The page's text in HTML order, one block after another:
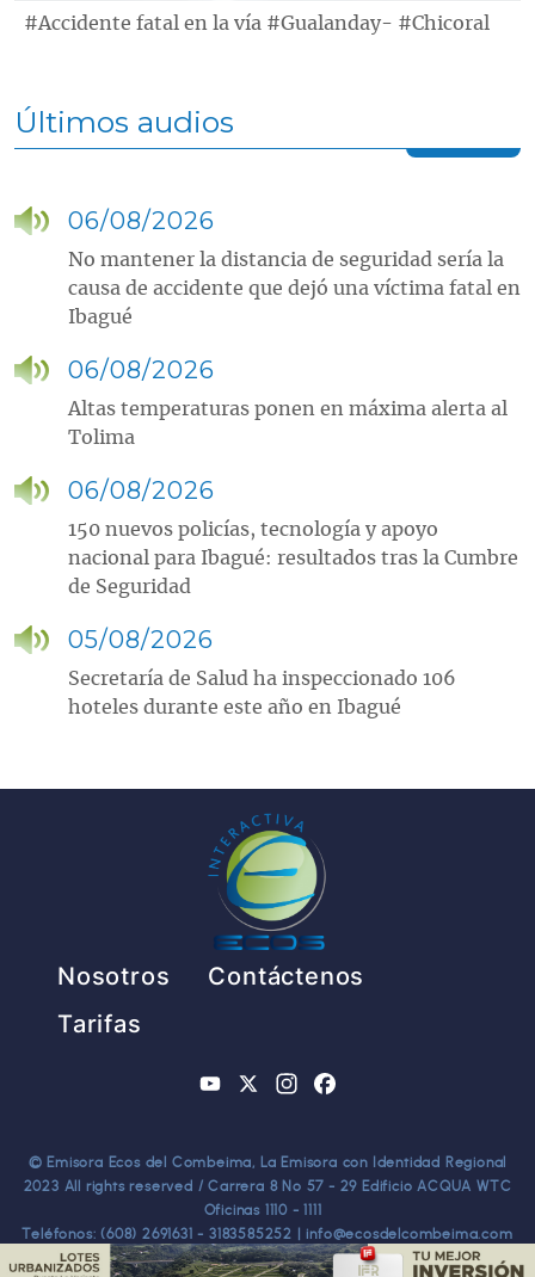
#Accidente fatal en la vía #Gualanday- #Chicoral
Últimos audios
06/08/2026
No mantener la distancia de seguridad sería la
causa de accidente que dejó una víctima fatal en
Ibagué
06/08/2026
Altas temperaturas ponen en máxima alerta al
Tolima
06/08/2026
150 nuevos policías, tecnología y apoyo
nacional para Ibagué: resultados tras la Cumbre
de Seguridad
05/08/2026
Secretaría de Salud ha inspeccionado 106
hoteles durante este año en Ibagué
Pie de página
Nosotros
Contáctenos
Tarifas
YouTube
X Instagram
© Emisora Ecos del Combeima, La Emisora con Identidad Regional
2023 All rights reserved / Carrera 8 No 57 - 29 Edificio ACQUA WTC
Oficinas 1110 - 1111
Teléfonos: (608) 2691631 - 3183585252 | info@ecosdelcombeima.com
Ibagué - Tolima. TODOS LOS DERECHOS RESERVADOS